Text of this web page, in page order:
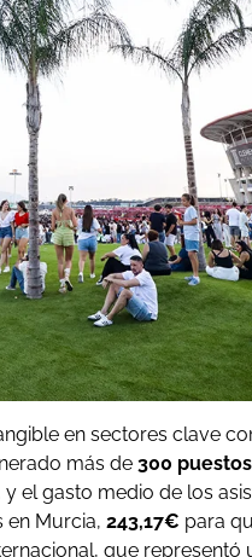
en sectores clave
más de 300
el gasto medio de los
en Murcia, 243,17€ para
que representó